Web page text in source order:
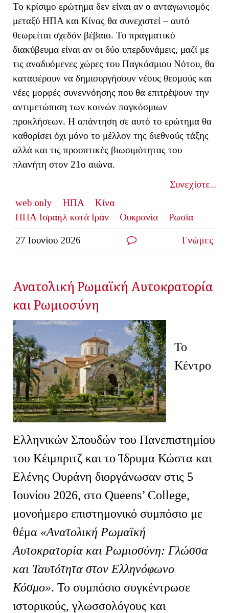
Το κρίσιμο ερώτημα δεν είναι αν ο ανταγωνισμός
μεταξύ ΗΠΑ και Κίνας θα συνεχιστεί – αυτό
θεωρείται σχεδόν βέβαιο. Το πραγματικό
διακύβευμα είναι αν οι δύο υπερδυνάμεις, μαζί με
τις αναδυόμενες χώρες του Παγκόσμιου Νότου, θα
καταφέρουν να δημιουργήσουν νέους θεσμούς και
νέες μορφές συνεννόησης που θα επιτρέψουν την
αντιμετώπιση των κοινών παγκόσμιων
προκλήσεων. Η απάντηση σε αυτό το ερώτημα θα
καθορίσει όχι μόνο το μέλλον της διεθνούς τάξης
αλλά και τις προοπτικές βιωσιμότητας του
πλανήτη στον 21ο αιώνα.
Συνεχίστε...
web only
ΗΠΑ
Κίνα
ΗΠΑ Ισραήλ κατά Ιράν
Ουκρανία Ρωσία
27 Ιουνίου 2026 Γνώμες
Ανατολική Ρωμαϊκή Αυτοκρατορία
και Ρωμιοσύνη
Το
Κέντρο
Ελληνικών Σπουδών του Πανεπιστημίου
του Κέιμπριτζ και το Ίδρυμα Κώστα και
Ελένης Ουράνη διοργάνωσαν στις 5
Ιουνίου 2026, στο Queens’ College,
μονοήμερο επιστημονικό συμπόσιο με
θέμα «Ανατολική Ρωμαϊκή
Αυτοκρατορία και Ρωμιοσύνη: Γλώσσα
και Ταυτότητα στον Ελληνόφωνο
Κόσμο». Το συμπόσιο συγκέντρωσε
ιστορικούς, γλωσσολόγους και